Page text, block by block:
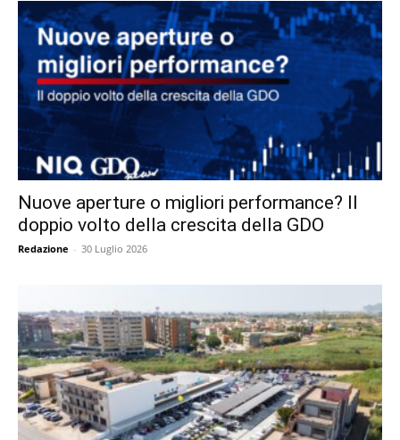
Nuove aperture o migliori performance? Il
doppio volto della crescita della GDO
Redazione - 30 Luglio 2026